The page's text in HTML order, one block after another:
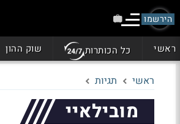
הירשמו
ראשי כל הכותרות שוק ההון
ראשי תגיות
מובילאיי